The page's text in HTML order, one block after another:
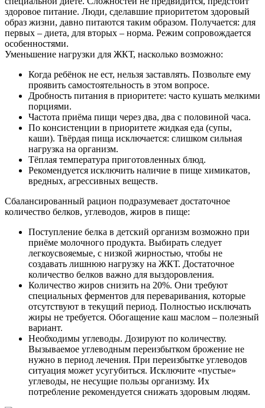
здоровое питание. Люди, сделавшие приоритетом здоровый
образ жизни, давно питаются таким образом. Получается: для
первых – диета, для вторых – норма. Режим сопровождается
особенностями.
Уменьшение нагрузки для ЖКТ, насколько возможно:
Когда ребёнок не ест, нельзя заставлять. Позвольте ему
проявить самостоятельность в этом вопросе.
Дробность питания в приоритете: часто кушать мелкими
порциями.
Частота приёма пищи через два, два с половиной часа.
По консистенции в приоритете жидкая еда (супы,
каши). Твёрдая пища исключается: слишком сильная
нагрузка на организм.
Тёплая температура приготовленных блюд.
Рекомендуется исключить наличие в пище химикатов,
вредных, агрессивных веществ.
Сбалансированный рацион подразумевает достаточное
количество белков, углеводов, жиров в пище:
Поступление белка в детский организм возможно при
приёме молочного продукта. Выбирать следует
легкоусвояемые, с низкой жирностью, чтобы не
создавать лишнюю нагрузку на ЖКТ. Достаточное
количество белков важно для выздоровления.
Количество жиров снизить на 20%. Они требуют
специальных ферментов для переваривания, которые
отсутствуют в текущий период. Полностью исключать
жиры не требуется. Обогащение каш маслом – полезный
вариант.
Необходимы углеводы. Дозируют по количеству.
Вызываемое углеводным переизбытком брожение не
нужно в период лечения. При переизбытке углеводов
ситуация может усугубиться. Исключите «пустые»
углеводы, не несущие пользы организму. Их
потребление рекомендуется снижать здоровым людям.